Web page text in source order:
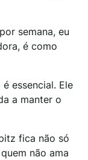
semana, eu
é como
essencial. Ele
a manter o
fica não só
não ama